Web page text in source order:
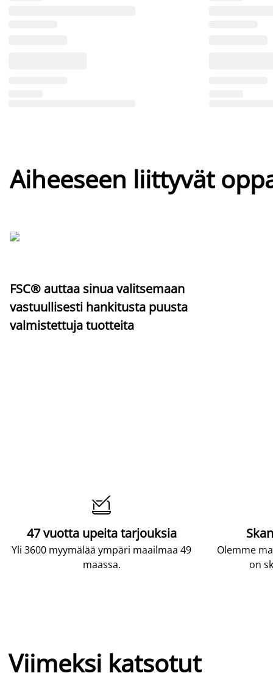
Aiheeseen liittyvät
FSC® auttaa sinua valitsemaan
vastuullisesti hankitusta puusta
valmistettuja tuotteita

47 vuotta upeita tarjouksia
Yli 3600 myymälää ympäri maailmaa 49
maassa.
Olemme
on
Viimeksi katsotut